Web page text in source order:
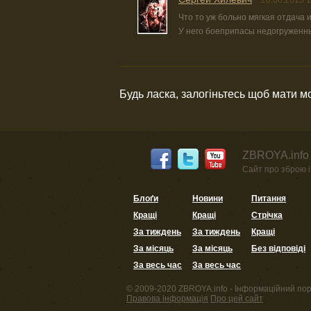
Что то уж больно мягкая отдача
У него боеприпасы
Будь ласка, залогіньтесь щоб мати
ZBROYA.info
Сайт про зброю і
Блоґи
Кращі
За тиждень
За місяць
За весь час
Новини
Кращі
За тиждень
За місяць
За весь час
Питання
Стрічка
Кращі
Без відповіді
© 2009-2020 ZBROYA.info - Інформаційний
Правова інформація Про цей сайт